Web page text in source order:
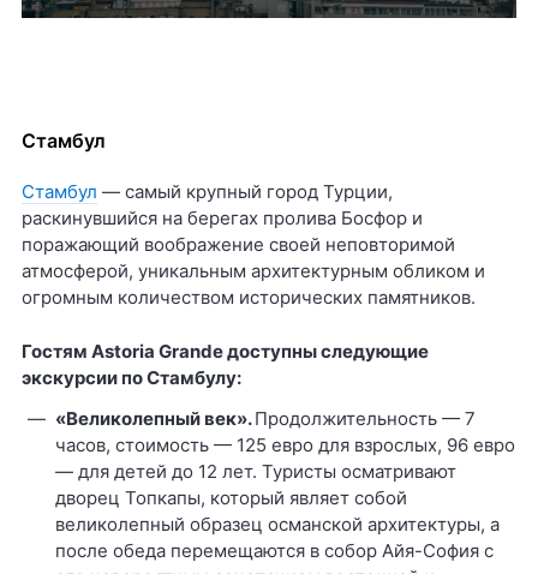
Стамбул
Стамбул — самый крупный город Турции,
раскинувшийся на берегах пролива Босфор и
поражающий воображение своей неповторимой
атмосферой, уникальным архитектурным обликом и
огромным количеством исторических памятников.
Гостям Astoria Grande доступны следующие
экскурсии по Стамбулу:
«Великолепный век».Продолжительность — 7
часов, стоимость — 125 евро для взрослых, 96 евро
— для детей до 12 лет. Туристы осматривают
дворец Топкапы, который являет собой
великолепный образец османской архитектуры, а
после обеда перемещаются в собор Айя-София с